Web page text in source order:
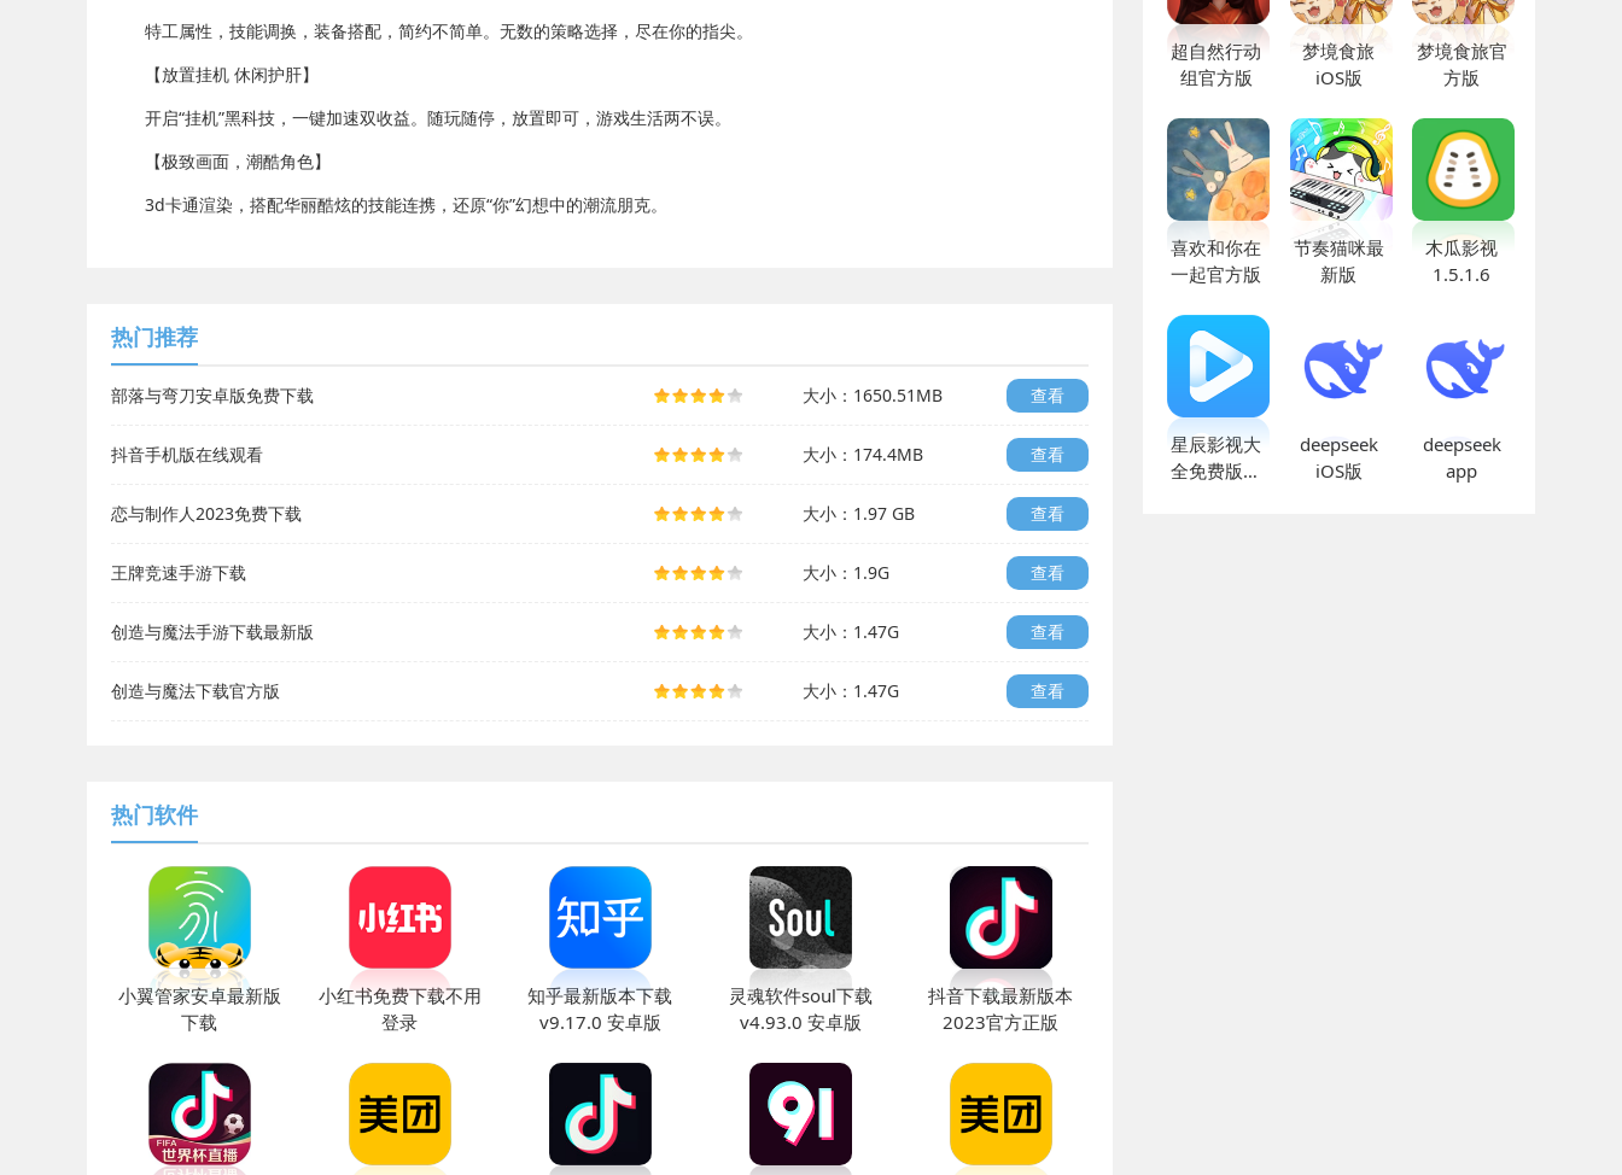
特工属性，技能调换，装备搭配，简约不简单。无数的策略选择，尽在你的指尖。
【放置挂机 休闲护肝】
开启“挂机”黑科技，一键加速双收益。随玩随停，放置即可，游戏生活两不误。
【极致画面，潮酷角色】
3d卡通渲染，搭配华丽酷炫的技能连携，还原“你”幻想中的潮流朋克。
热门推荐
部落与弯刀安卓版免费下载 大小：1650.51MB 查看
抖音手机版在线观看 大小：174.4MB 查看
恋与制作人2023免费下载 大小：1.97 GB 查看
王牌竞速手游下载 大小：1.9G 查看
创造与魔法手游下载最新版 大小：1.47G 查看
创造与魔法下载官方版 大小：1.47G 查看
热门软件
小翼管家安卓最新版
下载
小红书免费下载不用
登录
知乎最新版本下载
v9.17.0 安卓版
灵魂软件soul下载
v4.93.0 安卓版
抖音下载最新版本
2023官方正版
超自然行动
组官方版
梦境食旅
iOS版
梦境食旅官
方版
喜欢和你在
一起官方版
节奏猫咪最
新版
木瓜影视
1.5.1.6
星辰影视大
全免费版官
deepseek
iOS版
deepseek
app